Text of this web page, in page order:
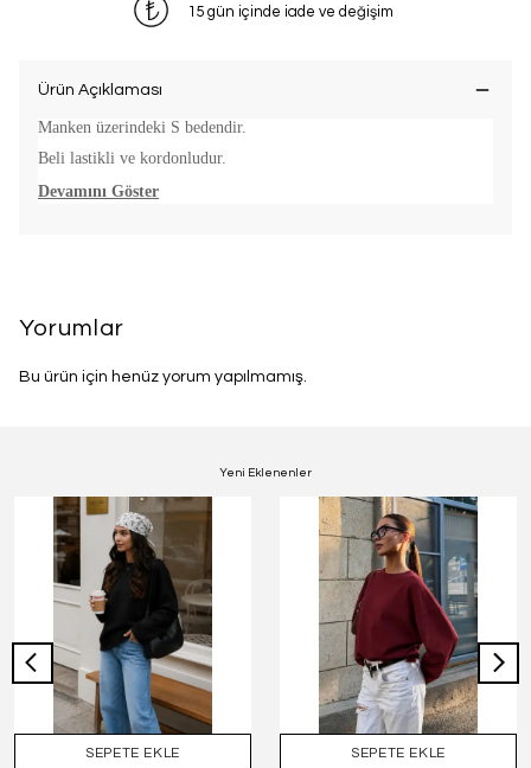
15 gün içinde iade ve değişim
Ürün Açıklaması
Manken üzerindeki S bedendir.
Beli lastikli ve kordonludur.
Devamını Göster
Yorumlar
Bu ürün için henüz yorum yapılmamış.
Yeni Eklenenler
SEPETE EKLE SEPETE EKLE